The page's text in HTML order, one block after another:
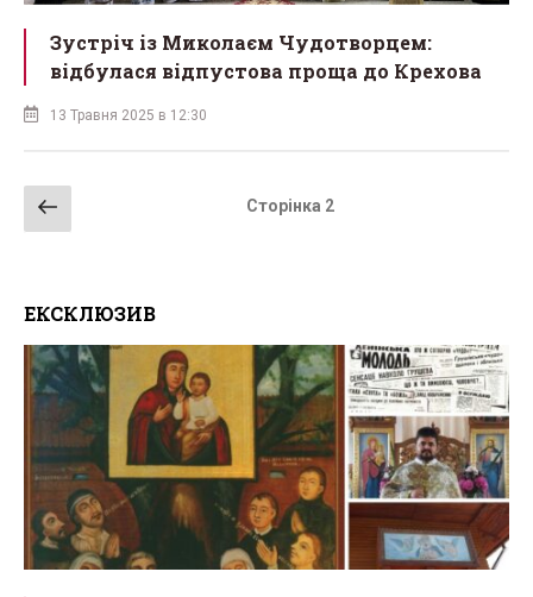
Зустріч із Миколаєм Чудотворцем:
відбулася відпустова проща до Крехова
13 Травня 2025 в 12:30
Навігація
записів
сторінка
Сторінка 2
ЕКСКЛЮЗИВ